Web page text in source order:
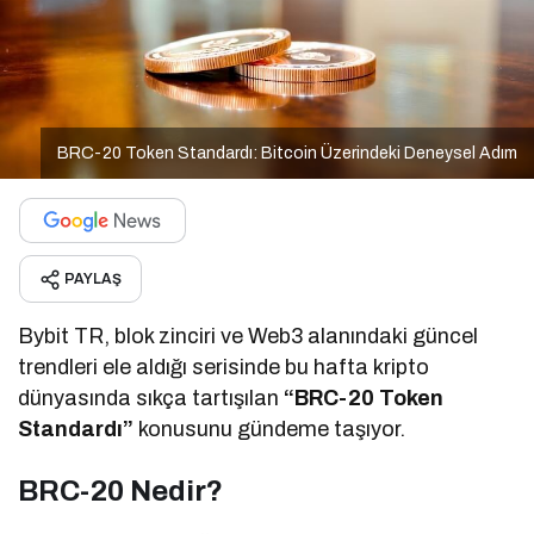
BRC-20 Token Standardı: Bitcoin Üzerindeki Deneysel Adım
PAYLAŞ
Bybit TR, blok zinciri ve Web3 alanındaki güncel
trendleri ele aldığı serisinde bu hafta kripto
dünyasında sıkça tartışılan “BRC-20 Token
Standardı” konusunu gündeme taşıyor.
BRC-20 Nedir?